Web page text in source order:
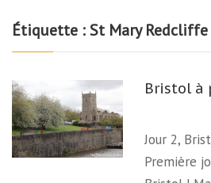
Étiquette :St Mary Redcliffe
Bristol à
Jour 2,
Première